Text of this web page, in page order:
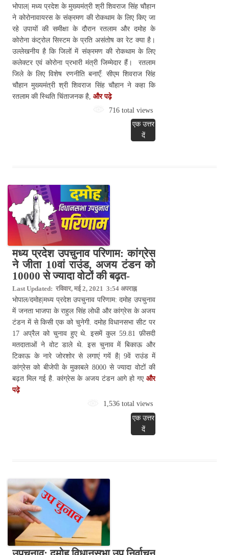
भोपाल| मध्य प्रदेश के मुख्यमंत्री श्री शिवराज सिंह चौहान
ने कोरोनावायरस के संक्रमण की रोकथाम के लिए किए जा
रहे उपायों की समीक्षा के दौरान रतलाम और दमोह के
कोरोना कंट्रोल सिस्टम के प्रति असंतोष का रेट क्या है।
उल्लेखनीय है कि जिलों में संक्रमण की रोकथाम के लिए
कलेक्टर एवं कोरोना प्रभारी मंत्री जिम्मेदार हैं। रतलाम
जिले के लिए विशेष रणनीति बनाएँ: सीएम शिवराज सिंह
चौहान मुख्यमंत्री श्री शिवराज सिंह चौहान ने कहा कि
रतलाम की स्थिति चिंताजनक है, और पढ़े
716 total views
एक उत्तर
दें
मध्य प्रदेश उपचुनाव परिणाम: कांग्रेस
ने जीता 10वां राउंड, अजय टंडन को
10000 से ज्यादा वोटों की बढ़त-
Last Updated: रविवार, मई 2, 2021 3:54 अपराह्न
भोपाल/दमोह|मध्य प्रदेश उपचुनाव परिणाम: दमोह उपचुनाव
में जनता भाजपा के राहुल सिंह लोधी और कांग्रेस के अजय
टंडन में से किसी एक को चुनेगी. दमोह विधानसभा सीट पर
17 अप्रैल को चुनाव हुए थे. इसमें कुल 59.81 फ़ीसदी
मतदाताओं ने वोट डाले थे. इस चुनाव में बिकाऊ और
टिकाऊ के नारे जोरशोर से लगाएं गयें है| 9वें राउंड में
कांग्रेस को बीजेपी के मुकाबले 8000 से ज्यादा वोटों की
बढ़त मिल गई है. कांग्रेस के अजय टंडन आगे हो गए और
पढ़े
1,536 total views
एक उत्तर
दें